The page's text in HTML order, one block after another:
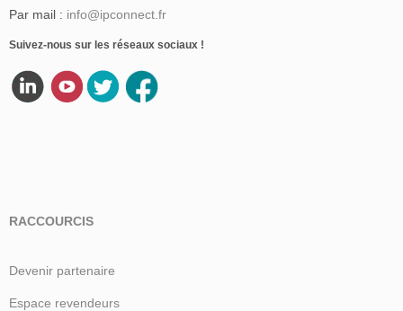
Par mail : info@ipconnect.fr
Suivez-nous sur les réseaux sociaux !
RACCOURCIS
Devenir partenaire
Espace revendeurs